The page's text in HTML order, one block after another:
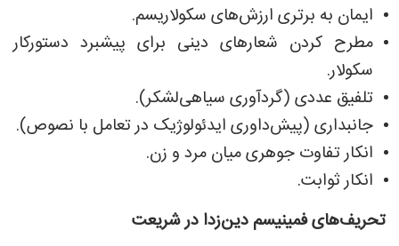
ایمان به برتری ارزش‌های سکولاریسم.
مطرح کردن شعارهای دینی برای پیشبرد دستورکار
سکولار.
تلفیق عددی (گردآوری سیاهی‌لشکر).
جانبداری (پیش‌داوری ایدئولوژیک در تعامل با نصوص).
انکار تفاوت جوهری میان مرد و زن.
انکار ثوابت.
تحریف‌های فمینیسم دین‌زدا در شریعت